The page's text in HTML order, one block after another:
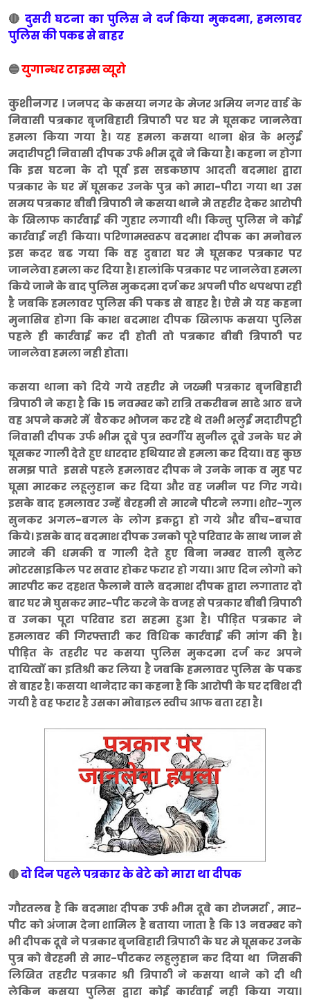
🔴 दुसरी घटना का पुलिस ने दर्ज किया मुकदमा, हमलावर
पुलिस की पकड से बाहर
🔵युगान्धर टाइम्स व्यूरो
कुशीनगर ।जनपद के कसया नगर के मेजर अमिय नगर वार्ड के
निवासी पत्रकार बृजबिहारी त्रिपाठी पर घर मे घूसकर जानलेवा
हमला किया गया है। यह हमला कसया थाना क्षेत्र के भलुई
मदारीपट्टी निवासी दीपक उर्फ भीम दूबे ने किया है। कहना न होगा
कि इस घटना के दो पूर्व इस सडकछाप आदती बदमाश द्वारा
पत्रकार के घर में घूसकर उनके पुत्र को मारा-पीटा गया था उस
समय पत्रकार बीबी त्रिपाठी ने कसया थाने मे तहरीर देकर आरोपी
के खिलाफ कार्रवाई की गुहार लगायी थी। किन्तु पुलिस ने कोई
कार्रवाई नही किया। परिणामस्वरूप बदमाश दीपक का मनोबल
इस कदर बढ गया कि वह दुबारा घर मे घूसकर पत्रकार पर
जानलेवा हमला कर दिया है। हालांकि पत्रकार पर जानलेवा हमला
किये जाने के बाद पुलिस मुकदमा दर्ज कर अपनी पीठ थपथपा रही
है जबकि हमलावर पुलिस की पकड से बाहर है। ऐसे मे यह कहना
मुनासिब होगा कि काश बदमाश दीपक खिलाफ कसया पुलिस
पहले ही कार्रवाई कर दी होती तो पत्रकार बीबी त्रिपाठी पर
जानलेवा हमला नही होता।
कसया थाना को दिये गये तहरीर मे जख्मी पत्रकार बृजबिहारी
त्रिपाठी ने कहा है कि 15 नवम्बर को रात्रि तकरीबन साढे आठ बजे
वह अपने कमरे में बैठकर भोजन कर रहे थे तभी भलुई मदारीपट्टी
निवासी दीपक उर्फ भीम दूबे पुत्र स्वर्गीय सुनील दूबे उनके घर मे
घूसकर गाली देते हुए धारदार हथियार से हमला कर दिया। वह कुछ
समझ पाते इससे पहले हमलावर दीपक ने उनके नाक व मुह पर
घूसा मारकर लहूलुहान कर दिया और वह जमीन पर गिर गये।
इसके बाद हमलावर उन्हें बेरहमी से मारने पीटने लगा। शोर-गुल
सुनकर अगल-बगल के लोग इकट्ठा हो गये और बीच-बचाव
किये। इसके बाद बदमाश दीपक उनको पूरे परिवार के साथ जान से
मारने की धमकी व गाली देते हुए बिना नम्बर वाली बुलेट
मोटरसाइकिल पर सवार होकर फरार हो गया। आए दिन लोगो को
मारपीट कर दहशत फैलाने वाले बदमाश दीपक द्वारा लगातार दो
बार घर मे घुसकर मार-पीट करने के वजह से पत्रकार बीबी त्रिपाठी
व उनका पूरा परिवार डरा सहमा हुआ है। पीड़ित पत्रकार ने
हमलावर की गिरफ्तारी कर विधिक कार्रवाई की मांग की है।
पीड़ित के तहरीर पर कसया पुलिस मुकदमा दर्ज कर अपने
दायित्वों का इतिश्री कर लिया है जबकि हमलावर पुलिस के पकड
से बाहर है। कसया थानेदार का कहना है कि आरोपी के घर दबिश दी
गयी है वह फरार है उसका मोबाइल स्वीच आफ बता रहा है।
🔴दो दिन पहले पत्रकार के बेटे को मारा था दीपक
गौरतलब है कि बदमाश दीपक उर्फ भीम दूबे का रोजमर्रा , मार-
पीट को अंजाम देना शामिल है बताया जाता है कि 13 नवम्बर को
भी दीपक दूबे ने पत्रकार बृजबिहारी त्रिपाठी के घर मे घूसकर उनके
पुत्र को बेरहमी से मार-पीटकर लहुलुहान कर दिया था जिसकी
लिखित तहरीर पत्रकार श्री त्रिपाठी ने कसया थाने को दी थी
लेकिन कसया पुलिस द्वारा कोई कार्रवाई नही किया गया।